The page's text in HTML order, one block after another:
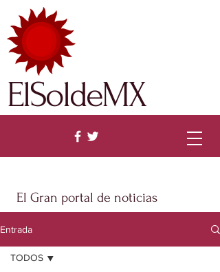
El Gran portal de noticias
ElSoldeMX
Entrada
TODOS